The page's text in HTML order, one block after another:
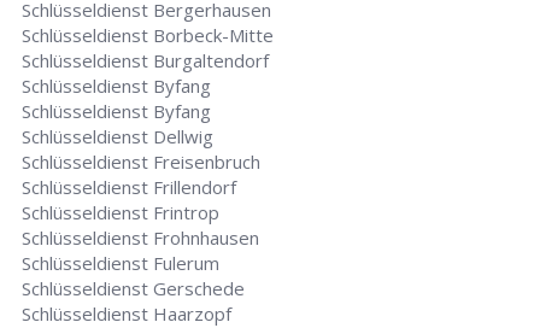
Schlüsseldienst Bergerhausen
Schlüsseldienst Borbeck-Mitte
Schlüsseldienst Burgaltendorf
Schlüsseldienst Byfang
Schlüsseldienst Byfang
Schlüsseldienst Dellwig
Schlüsseldienst Freisenbruch
Schlüsseldienst Frillendorf
Schlüsseldienst Frintrop
Schlüsseldienst Frohnhausen
Schlüsseldienst Fulerum
Schlüsseldienst Gerschede
Schlüsseldienst Haarzopf